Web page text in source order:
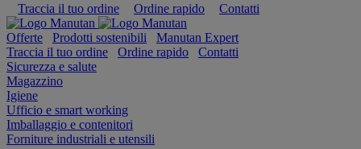
Traccia il tuo ordine
Ordine rapido Contatti
Offerte Prodotti sostenibili
Manutan Expert
Traccia il tuo ordine
Ordine rapido
Contatti
Sicurezza e salute
Magazzino
Igiene
Ufficio e smart working
Imballaggio e contenitori
Forniture industriali e utensili